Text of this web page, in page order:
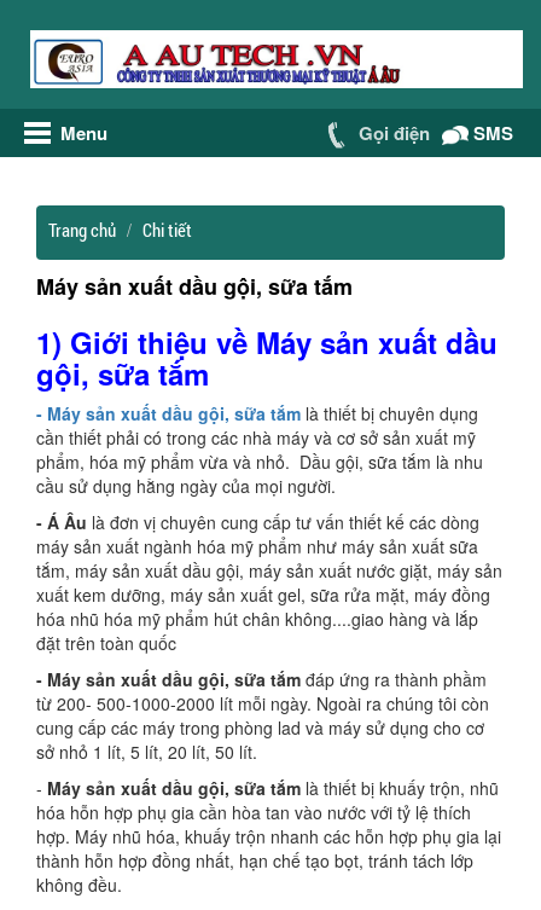
Menu Gọi điện SMS
Trang chủ Chi tiết
Máy sản xuất dầu gội, sữa tắm
1) Giới thiệu về Máy sản xuất dầu
gội, sữa tắm
- Máy sản xuất dầu gội, sữa tắm là thiết bị chuyên dụng
cần thiết phải có trong các nhà máy và cơ sở sản xuất mỹ
phẩm, hóa mỹ phẩm vừa và nhỏ. Dầu gội, sữa tắm là nhu
cầu sử dụng hằng ngày của mọi người.
- Á Âu là đơn vị chuyên cung cấp tư vấn thiết kế các dòng
máy sản xuất ngành hóa mỹ phẩm như máy sản xuất sữa
tắm, máy sản xuất dầu gội, máy sản xuất nước giặt, máy sản
xuất kem dưỡng, máy sản xuất gel, sữa rửa mặt, máy đồng
hóa nhũ hóa mỹ phẩm hút chân không....giao hàng và lắp
đặt trên toàn quốc
- Máy sản xuất dầu gội, sữa tắm đáp ứng ra thành phầm
từ 200- 500-1000-2000 lít mỗi ngày. Ngoài ra chúng tôi còn
cung cấp các máy trong phòng lad và máy sử dụng cho cơ
sở nhỏ 1 lít, 5 lít, 20 lít, 50 lít.
- Máy sản xuất dầu gội, sữa tắm là thiết bị khuấy trộn, nhũ
hóa hỗn hợp phụ gia cần hòa tan vào nước với tỷ lệ thích
hợp. Máy nhũ hóa, khuấy trộn nhanh các hỗn hợp phụ gia lại
thành hỗn hợp đồng nhất, hạn chế tạo bọt, tránh tách lớp
không đều.